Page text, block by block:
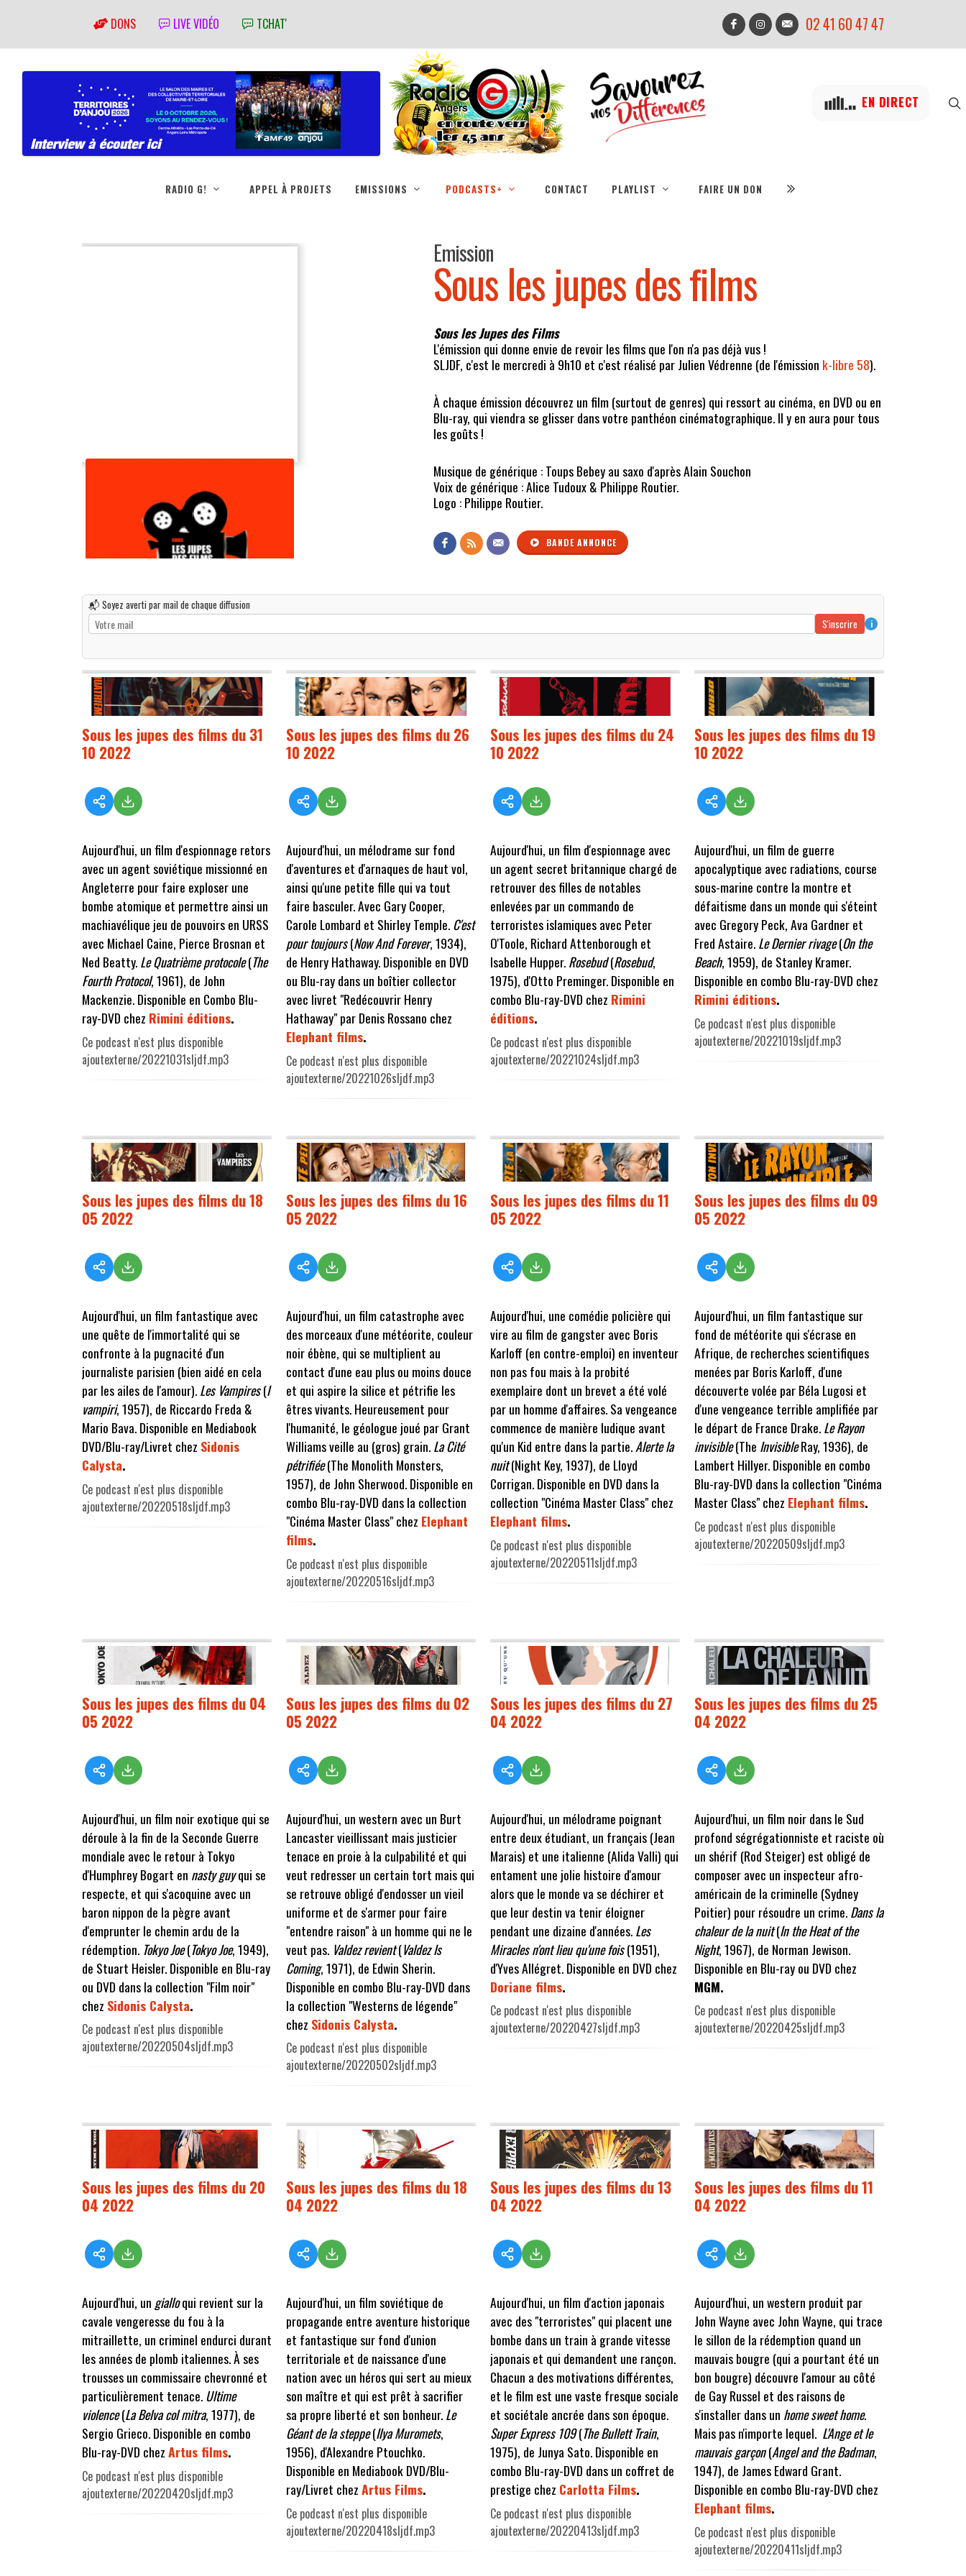
DONS LIVE VIDÉO TCHAT' 02 41 60 47 47
EN DIRECT
RADIO G! APPEL À PROJETS EMISSIONS PODCASTS+ CONTACT PLAYLIST FAIRE UN DON
Emission
Sous les jupes des films
Sous les Jupes des Films
L'émission qui donne envie de revoir les films que l'on n'a pas déjà vus !
SLJDF, c'est le mercredi à 9h10 et c'est réalisé par Julien Védrenne (de l'émission k-libre 58).
À chaque émission découvrez un film (surtout de genres) qui ressort au cinéma, en DVD ou en
Blu-ray, qui viendra se glisser dans votre panthéon cinématographique. Il y en aura pour tous
les goûts !
Musique de générique : Toups Bebey au saxo d'après Alain Souchon
Voix de générique : Alice Tudoux & Philippe Routier.
Logo : Philippe Routier.
BANDE ANNONCE
📬 Soyez averti par mail de chaque diffusion
S'inscrire
i
Sous les jupes des films du 31
10 2022
Aujourd'hui, un film d'espionnage retors
avec un agent soviétique missionné en
Angleterre pour faire exploser une
bombe atomique et permettre ainsi un
machiavélique jeu de pouvoirs en URSS
avec Michael Caine, Pierce Brosnan et
Ned Beatty.Le Quatrième protocole(The
Fourth Protocol, 1961), de John
Mackenzie. Disponible en Combo Blu-
ray-DVD chez Rimini éditions.
Ce podcast n'est plus disponible
ajoutexterne/20221031sljdf.mp3
Sous les jupes des films du 26
10 2022
Aujourd'hui, un mélodrame sur fond
d'aventures et d'arnaques de haut vol,
ainsi qu'une petite fille qui va tout
faire basculer. Avec Gary Cooper,
Carole Lombard et Shirley Temple.C'est
pour toujours(Now And Forever, 1934),
de Henry Hathaway. Disponible en DVD
ou Blu-ray dans un boîtier collector
avec livret "Redécouvrir Henry
Hathaway" par Denis Rossano chez
Elephant films.
Ce podcast n'est plus disponible
ajoutexterne/20221026sljdf.mp3
Sous les jupes des films du 24
10 2022
Aujourd'hui, un film d'espionnage avec
un agent secret britannique chargé de
retrouver des filles de notables
enlevées par un commando de
terroristes islamiques avec Peter
O'Toole, Richard Attenborough et
Isabelle Hupper.Rosebud(Rosebud,
1975), d'Otto Preminger. Disponible en
combo Blu-ray-DVD chez Rimini
éditions.
Ce podcast n'est plus disponible
ajoutexterne/20221024sljdf.mp3
Sous les jupes des films du 19
10 2022
Aujourd'hui, un film de guerre
apocalyptique avec radiations, course
sous-marine contre la montre et
défaitisme dans un monde qui s'éteint
avec Gregory Peck, Ava Gardner et
Fred Astaire.Le Dernier rivage(On the
Beach, 1959), de Stanley Kramer.
Disponible en combo Blu-ray-DVD chez
Rimini éditions.
Ce podcast n'est plus disponible
ajoutexterne/20221019sljdf.mp3
Sous les jupes des films du 18
05 2022
Aujourd'hui, un film fantastique avec
une quête de l'immortalité qui se
confronte à la pugnacité d'un
journaliste parisien (bien aidé en cela
par les ailes de l'amour).Les Vampires(I
vampiri, 1957), de Riccardo Freda &
Mario Bava. Disponible en Mediabook
DVD/Blu-ray/Livret chez Sidonis
Calysta.
Ce podcast n'est plus disponible
ajoutexterne/20220518sljdf.mp3
Sous les jupes des films du 16
05 2022
Aujourd'hui, un film catastrophe avec
des morceaux d'une météorite, couleur
noir ébène, qui se multiplient au
contact d'une eau plus ou moins douce
et qui aspire la silice et pétrifie les
êtres vivants. Heureusement pour
l'humanité, le géologue joué par Grant
Williams veille au (gros) grain.La Cité
pétrifiée(The Monolith Monsters,
1957), de John Sherwood. Disponible en
combo Blu-ray-DVD dans la collection
"Cinéma Master Class" chez Elephant
films.
Ce podcast n'est plus disponible
ajoutexterne/20220516sljdf.mp3
Sous les jupes des films du 11
05 2022
Aujourd'hui, une comédie policière qui
vire au film de gangster avec Boris
Karloff (en contre-emploi) en inventeur
non pas fou mais à la probité
exemplaire dont un brevet a été volé
par un homme d'affaires. Sa vengeance
commence de manière ludique avant
qu'un Kid entre dans la partie.Alerte la
nuit(Night Key, 1937), de Lloyd
Corrigan. Disponible en DVD dans la
collection "Cinéma Master Class" chez
Elephant films.
Ce podcast n'est plus disponible
ajoutexterne/20220511sljdf.mp3
Sous les jupes des films du 09
05 2022
Aujourd'hui, un film fantastique sur
fond de météorite qui s'écrase en
Afrique, de recherches scientifiques
menées par Boris Karloff, d'une
découverte volée par Béla Lugosi et
d'une vengeance terrible amplifiée par
le départ de France Drake.Le Rayon
invisible(The InvisibleRay, 1936), de
Lambert Hillyer. Disponible en combo
Blu-ray-DVD dans la collection "Cinéma
Master Class" chez Elephant films.
Ce podcast n'est plus disponible
ajoutexterne/20220509sljdf.mp3
Sous les jupes des films du 04
05 2022
Aujourd'hui, un film noir exotique qui se
déroule à la fin de la Seconde Guerre
mondiale avec le retour à Tokyo
d'Humphrey Bogart en nasty guyqui se
respecte, et qui s'acoquine avec un
baron nippon de la pègre avant
d'emprunter le chemin ardu de la
rédemption. Tokyo Joe(Tokyo Joe, 1949),
de Stuart Heisler. Disponible en Blu-ray
ou DVD dans la collection "Film noir"
chez Sidonis Calysta.
Ce podcast n'est plus disponible
ajoutexterne/20220504sljdf.mp3
Sous les jupes des films du 02
05 2022
Aujourd'hui, un western avec un Burt
Lancaster vieillissant mais justicier
tenace en proie à la culpabilité et qui
veut redresser un certain tort mais qui
se retrouve obligé d'endosser un vieil
uniforme et de s'armer pour faire
"entendre raison" à un homme qui ne le
veut pas. Valdez revient(Valdez Is
Coming, 1971), de Edwin Sherin.
Disponible en combo Blu-ray-DVD dans
la collection "Westerns de légende"
chez Sidonis Calysta.
Ce podcast n'est plus disponible
ajoutexterne/20220502sljdf.mp3
Sous les jupes des films du 27
04 2022
Aujourd'hui, un mélodrame poignant
entre deux étudiant, un français (Jean
Marais) et une italienne (Alida Valli) qui
entament une jolie histoire d'amour
alors que le monde va se déchirer et
que leur destin va tenir éloigner
pendant une dizaine d'années.Les
Miracles n'ont lieu qu'une fois(1951),
d'Yves Allégret. Disponible en DVD chez
Doriane films.
Ce podcast n'est plus disponible
ajoutexterne/20220427sljdf.mp3
Sous les jupes des films du 25
04 2022
Aujourd'hui, un film noir dans le Sud
profond ségrégationniste et raciste où
un shérif (Rod Steiger) est obligé de
composer avec un inspecteur afro-
américain de la criminelle (Sydney
Poitier) pour résoudre un crime.Dans la
chaleur de la nuit(In the Heat of the
Night, 1967), de Norman Jewison.
Disponible en Blu-ray ou DVD chez
MGM.
Ce podcast n'est plus disponible
ajoutexterne/20220425sljdf.mp3
Sous les jupes des films du 20
04 2022
Aujourd'hui, un gialloqui revient sur la
cavale vengeresse du fou à la
mitraillette, un criminel endurci durant
les années de plomb italiennes. À ses
trousses un commissaire chevronné et
particulièrement tenace.Ultime
violence(La Belva col mitra, 1977), de
Sergio Grieco. Disponible en combo
Blu-ray-DVD chezArtus films.
Ce podcast n'est plus disponible
ajoutexterne/20220420sljdf.mp3
Sous les jupes des films du 18
04 2022
Aujourd'hui, un film soviétique de
propagande entre aventure historique
et fantastique sur fond d'union
territoriale et de naissance d'une
nation avec un héros qui sert au mieux
son maître et qui est prêt à sacrifier
sa propre liberté et son bonheur.Le
Géant de la steppe(Ilya Muromets,
1956), d'Alexandre Ptouchko.
Disponible en Mediabook DVD/Blu-
ray/Livret chezArtus Films.
Ce podcast n'est plus disponible
ajoutexterne/20220418sljdf.mp3
Sous les jupes des films du 13
04 2022
Aujourd'hui, un film d'action japonais
avec des "terroristes" qui placent une
bombe dans un train à grande vitesse
japonais et qui demandent une rançon.
Chacun a des motivations différentes,
et le film est une vaste fresque sociale
et sociétale ancrée dans son époque.
Super Express 109(The Bullett Train,
1975), de Junya Sato. Disponible en
combo Blu-ray-DVD dans un coffret de
prestige chez Carlotta Films.
Ce podcast n'est plus disponible
ajoutexterne/20220413sljdf.mp3
Sous les jupes des films du 11
04 2022
Aujourd'hui, un western produit par
John Wayne avec John Wayne, qui trace
le sillon de la rédemption quand un
mauvais bougre (qui a pourtant été un
bon bougre) découvre l'amour au côté
de Gay Russel et des raisons de
s'installer dans un home sweet home.
Mais pas n'importe lequel. L'Ange et le
mauvais garçon(Angel and the Badman,
1947), de James Edward Grant.
Disponible en combo Blu-ray-DVD chez
Elephant films.
Ce podcast n'est plus disponible
ajoutexterne/20220411sljdf.mp3